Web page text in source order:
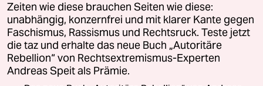
Zeiten wie diese brauchen Seiten wie diese:
unabhängig, konzernfrei und mit klarer Kante gegen
Faschismus, Rassismus und Rechtsruck. Teste jetzt
die taz und erhalte das neue Buch „Autoritäre
Rebellion“ von Rechtsextremismus-Experten
Andreas Speit als Prämie.